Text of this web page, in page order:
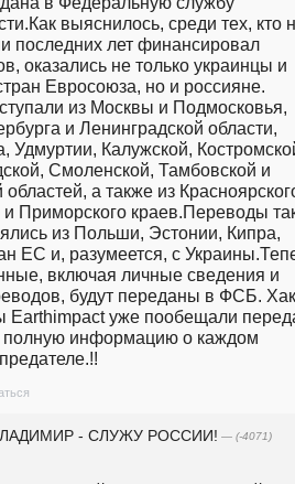
выяснилось, среди тех, кто
последних лет финансировал
оказались не только украинцы и
Евросоюза, но и россияне.
из Москвы и Подмосковья,
и Ленинградской области,
Удмуртии, Калужской,
Смоленской, Тамбовской и
а также из
и Приморского краев.Переводы
из Польши, Эстонии, Кипра,
ЕС и, разумеется, с
включая личные сведения и
будут переданы в ФСБ.
Earthimpact уже пообещали
полную информацию о каждом
- СЛУЖУ РОССИИ! — (-4071)